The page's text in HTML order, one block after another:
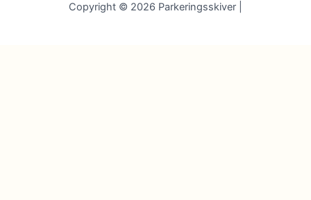
Copyright © 2026 Parkeringsskiver |